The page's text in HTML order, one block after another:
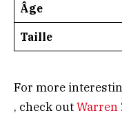
Âge
Taille
For more
, check outWarren